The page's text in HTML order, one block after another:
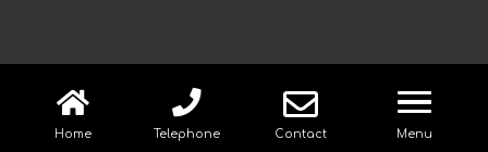
Home Telephone Contact Menu